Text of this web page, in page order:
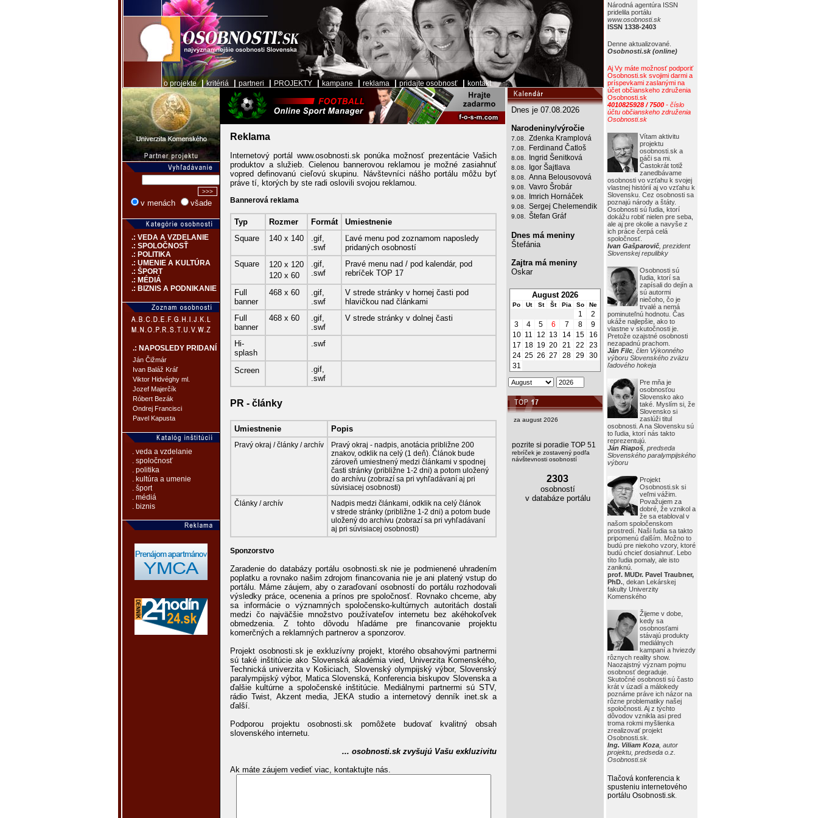
o projekte|kritériá partneri PROJEKTY kampane reklama pridajte osobnosť kontakt
Národná agentúra ISSN
pridelila portálu
www.osobnosti.sk
ISSN 1338-2403
Denne aktualizované.
Osobnosti.sk (online)
Aj Vy máte možnosť podporiť
Osobnosti.sk svojimi darmi a
príspevkami zaslanými na
účet občianskeho združenia
Osobnosti.sk
4010825928 / 7500 - číslo
účtu občianskeho združenia
Osobnosti.sk
Vítam aktivitu
projektu
osobnosti.sk a
páči sa mi.
Častokrát totiž
zanedbávame
osobnosti vo vzťahu k svojej
vlastnej histórií aj vo vzťahu k
Slovensku. Cez osobnosti sa
poznajú národy a štáty.
Osobnosti sú ľudia, ktorí
dokážu robiť nielen pre seba,
ale aj pre okolie a navyše z
ich práce čerpá celá
spoločnosť.
Ivan Gašparovič , prezident
Slovenskej repulibky
Osobnosti sú
ľudia, ktorí sa
zapísali do dejín a
sú autormi
niečoho, čo je
trvalé a nemá
pominuteľnú hodnotu. Čas
ukáže najlepšie, ako to
vlastne v skutočnosti je.
Pretože ozajstné osobnosti
nezapadnú prachom.
Ján Filc , člen Výkonného
výboru Slovenského zväzu
ľadového hokeja
Pre mňa je
osobnosťou
Slovensko ako
také. Myslím si, že
Slovensko si
zaslúži titul
osobnosti. A na Slovensku sú
to ľudia, ktorí nás takto
reprezentujú.
Ján Riapoš , predseda
Slovenského paralympijského
výboru
Projekt
Osobnosti.sk si
veľmi vážim.
Považujem za
dobré, že vznikol a
že sa etabloval v
našom spoločenskom
prostredí. Naši ľudia sa takto
pripomenú ďalším. Možno to
budú pre niekoho vzory, ktoré
budú chcieť dosiahnuť. Lebo
títo ľudia pomaly, ale isto
zaniknú.
prof. MUDr. Pavel Traubner,
PhD. , dekan Lekárskej
fakulty Univerzity
Komenského
Žijeme v dobe,
kedy sa
osobnosťami
stávajú produkty
mediálnych
kampaní a hviezdy
rôznych reality show.
Naozajstný význam pojmu
osobnosť degraduje.
Skutočné osobnosti sú často
krát v úzadí a málokedy
poznáme práve ich názor na
rôzne problematiky našej
spoločnosti. Aj z týchto
dôvodov vznikla asi pred
troma rokmi myšlienka
zrealizovať projekt
Osobnosti.sk.
Ing. Viliam Koza , autor
projektu, predseda o.z.
Osobnosti.sk
Tlačová konferencia k
spusteniu internetového
portálu Osobnosti.sk
v menách všade
.: VEDA A VZDELANIE
.: SPOLOČNOSŤ
.: POLITIKA
.: UMENIE A KULTÚRA
.: ŠPORT
.: MÉDIÁ
.: BIZNIS A PODNIKANIE
.: NAPOSLEDY PRIDANÍ
Ján Čižmár
Ivan Baláž Kráľ
Viktor Hidvéghy ml.
Jozef Majerčík
Róbert Bezák
Ondrej Francisci
Pavel Kapusta
. veda a vzdelanie
. spoločnosť
. politika
. kultúra a umenie
. šport
. médiá
. biznis
Reklama
Internetový portál www.osobnosti.sk ponúka možnosť prezentácie Vašich
produktov a služieb. Cielenou bannerovou reklamou je možné zasiahnuť
vopred definovanú cieľovú skupinu. Návštevníci nášho portálu môžu byť
práve tí, ktorých by ste radi oslovili svojou reklamou.
Bannerová reklama
Typ Rozmer Formát
Umiestnenie
Square
140 x 140
.gif,
.swf
Ľavé menu pod zoznamom naposledy
pridaných osobností
Square
120 x 120
120 x 60
.gif,
.swf
Pravé menu nad / pod kalendár, pod
rebríček TOP 17
Full
banner
468 x 60
.gif,
.swf
V strede stránky v hornej časti pod
hlavičkou nad článkami
Full
banner
468 x 60
.gif,
.swf
V strede stránky v dolnej časti
Hi-
splash
.swf
Screen
.gif,
.swf
PR - články
Umiestnenie Popis
Pravý okraj / články / archív
Pravý okraj - nadpis, anotácia približne 200
znakov, odklik na celý (1 deň). Článok bude
zároveň umiestnený medzi článkami v spodnej
časti stránky (približne 1-2 dni) a potom uložený
do archívu (zobrazí sa pri vyhľadávaní aj pri
súvisiacej osobnosti)
Články / archív
Nadpis medzi článkami, odklik na celý článok
v strede stránky (približne 1-2 dni) a potom bude
uložený do archívu (zobrazí sa pri vyhľadávaní
aj pri súvisiacej osobnosti)
Sponzorstvo
Zaradenie do databázy portálu osobnosti.sk nie je podmienené uhradením
poplatku a rovnako našim zdrojom financovania nie je ani platený vstup do
portálu. Máme záujem, aby o zaraďovaní osobností do portálu rozhodovali
výsledky práce, ocenenia a prínos pre spoločnosť. Rovnako chceme, aby
sa informácie o významných spoločensko-kultúrnych autoritách dostali
medzi čo najväčšie množstvo používateľov internetu bez akéhokoľvek
obmedzenia. Z tohto dôvodu hľadáme pre financovanie projektu
komerčných a reklamných partnerov a sponzorov.
Projekt osobnosti.sk je exkluzívny projekt, ktorého obsahovými partnermi
sú také inštitúcie ako Slovenská akadémia vied, Univerzita Komenského,
Technická univerzita v Košiciach, Slovenský olympijský výbor, Slovenský
paralympijský výbor, Matica Slovenská, Konferencia biskupov Slovenska a
ďalšie kultúrne a spoločenské inštitúcie. Mediálnymi partnermi sú STV,
rádio Twist, Akzent media, JEKA studio a internetový denník inet.sk a
ďalší.
Podporou projektu osobnosti.sk pomôžete budovať kvalitný obsah
slovenského internetu.
... osobnosti.sk zvyšujú Vašu exkluzivitu
Ak máte záujem vedieť viac, kontaktujte nás.
Dnes je 07.08.2026
Narodeniny/výročie
7.08. Zdenka Kramplová
7.08. Ferdinand Čatloš
8.08. Ingrid Šenitková
8.08. Igor Šajtlava
8.08. Anna Belousovová
9.08. Vavro Šrobár
9.08. Imrich Hornáček
9.08. Sergej Chelemendik
9.08. Štefan Gráf
Dnes má meniny
Štefánia
Zajtra má meniny
Oskar
August 2026
Po Ut St Št Pia So Ne
1
2
3
4 5 6 7 8
9
10 11 12 13 14 15
16
17 18 19 20 21 22
23
24 25 26 27 28 29 30
31
za august 2026
pozrite si poradie TOP 51
rebríček je zostavený podľa
návštevnosti osobností
2303
osobností
v databáze portálu